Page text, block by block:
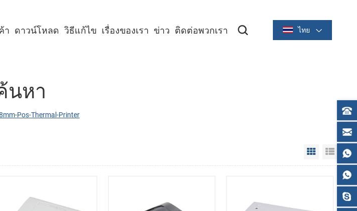
ไทย
า ดาวน์โหลด วิธีแก้ไข เรื่องของเรา ข่าว ติดต่อพวกเรา
นหา
Pos-Thermal-Printer
Grid View
List